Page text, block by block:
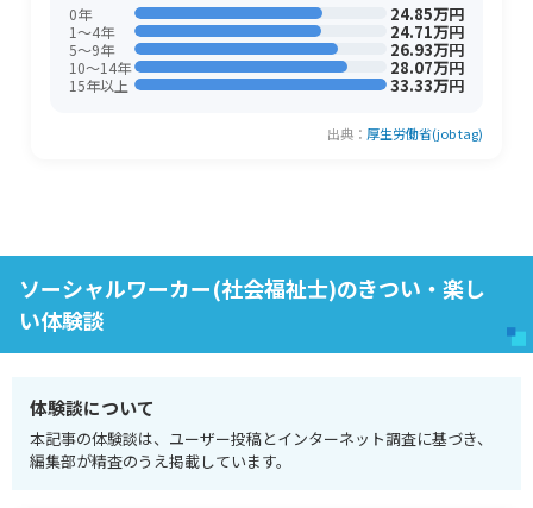
0年 24.85万円
1〜4年 24.71万円
5〜9年 26.93万円
10〜14年 28.07万円
15年以上 33.33万円
出典： 厚生労働省(job tag)
ソーシャルワーカー(社会福祉士)のきつい・楽し
い体験談
体験談について
本記事の体験談は、ユーザー投稿とインターネット調査に基づき、
編集部が精査のうえ掲載しています。